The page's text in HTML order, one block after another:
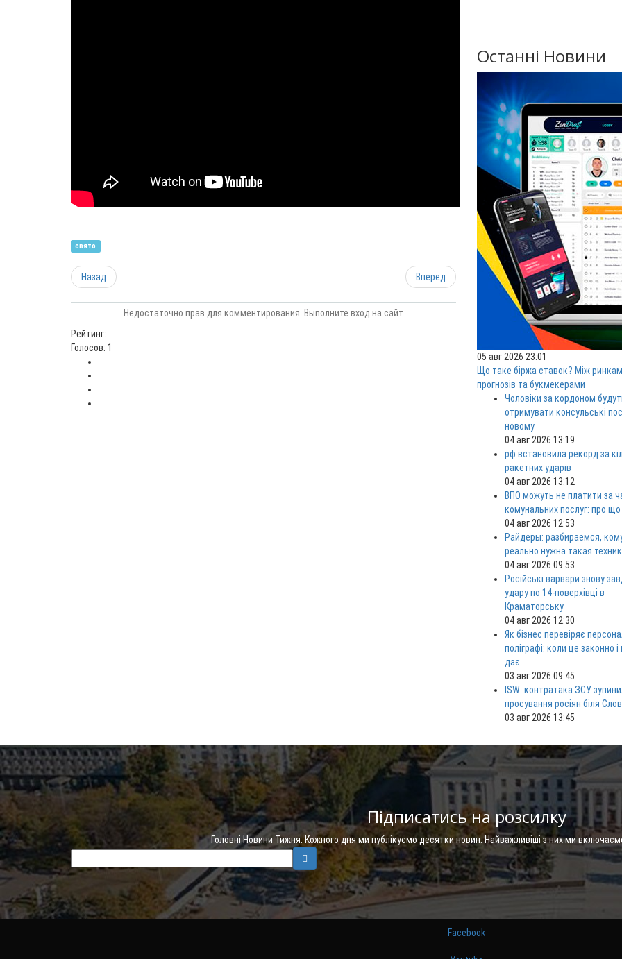
свято
Назад Вперёд
Недостаточно прав для комментирования. Выполните вход на сайт
Рейтинг:
Голосов: 1
Останні Новини
05 авг 2026 23:01
Що таке біржа ставок? Між
прогнозів та букмекерами
Чоловіки за кордоном
отримувати консульські
новому
04 авг 2026 13:19
рф встановила рекорд за
ракетних ударів
04 авг 2026 13:12
ВПО можуть не платити за
комунальних послуг: про
04 авг 2026 12:53
Райдеры: разбираемся,
реально нужна такая
04 авг 2026 09:53
Російські варвари знову
удару по 14-поверхівці в
Краматорську
04 авг 2026 12:30
Як бізнес перевіряє
поліграфі: коли це законно
дає
03 авг 2026 09:45
ISW: контратака ЗСУ
просування росіян біля
03 авг 2026 13:45
Підписатись на розсилку
Головні Новини Тижня. Кожного дня ми публікуємо десятки новин. Найважливіші з них ми
Facebook